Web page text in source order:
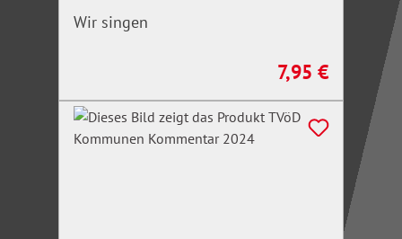
Wir singen
Regulärer Preis:
7,95 €